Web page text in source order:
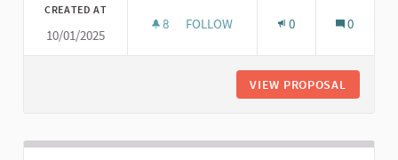
CREATED AT
10/01/2025
8 8 FOLLOWERS
FOLLOW 0 0
VIEW PROPOSAL